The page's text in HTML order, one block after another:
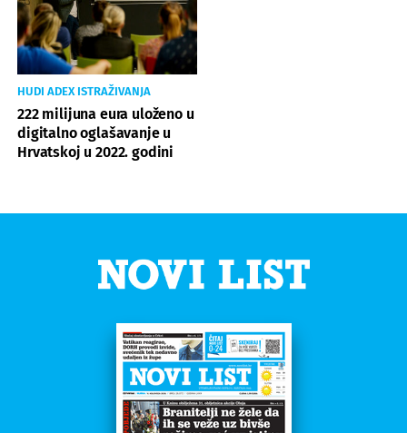
HUDI ADEX ISTRAŽIVANJA
222 milijuna eura uloženo u
digitalno oglašavanje u
Hrvatskoj u 2022. godini